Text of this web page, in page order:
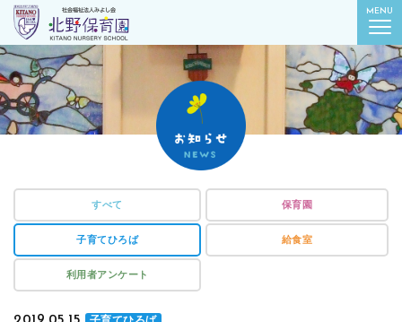
MENU
社会福祉法人みよし会
すべて 保育園
子育てひろば 給食室
利用者アンケート